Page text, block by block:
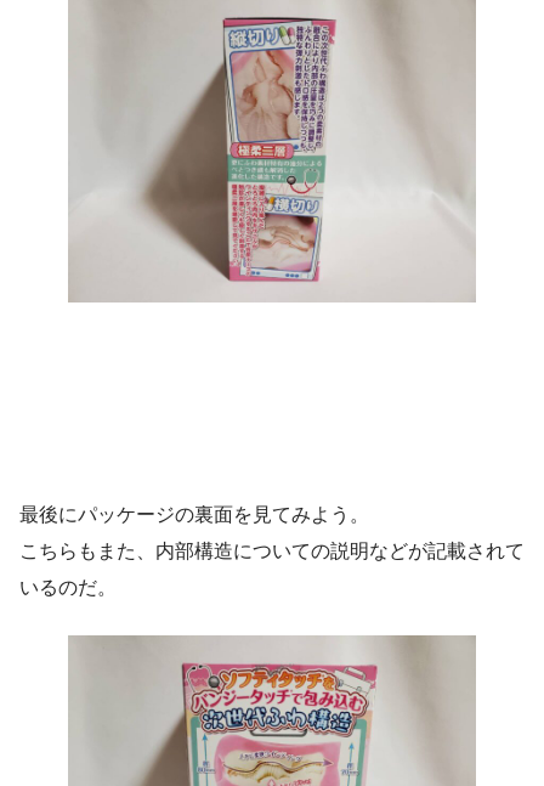
最後にパッケージの裏面を見てみよう。
こちらもまた、内部構造についての説明などが記載されて
いるのだ。